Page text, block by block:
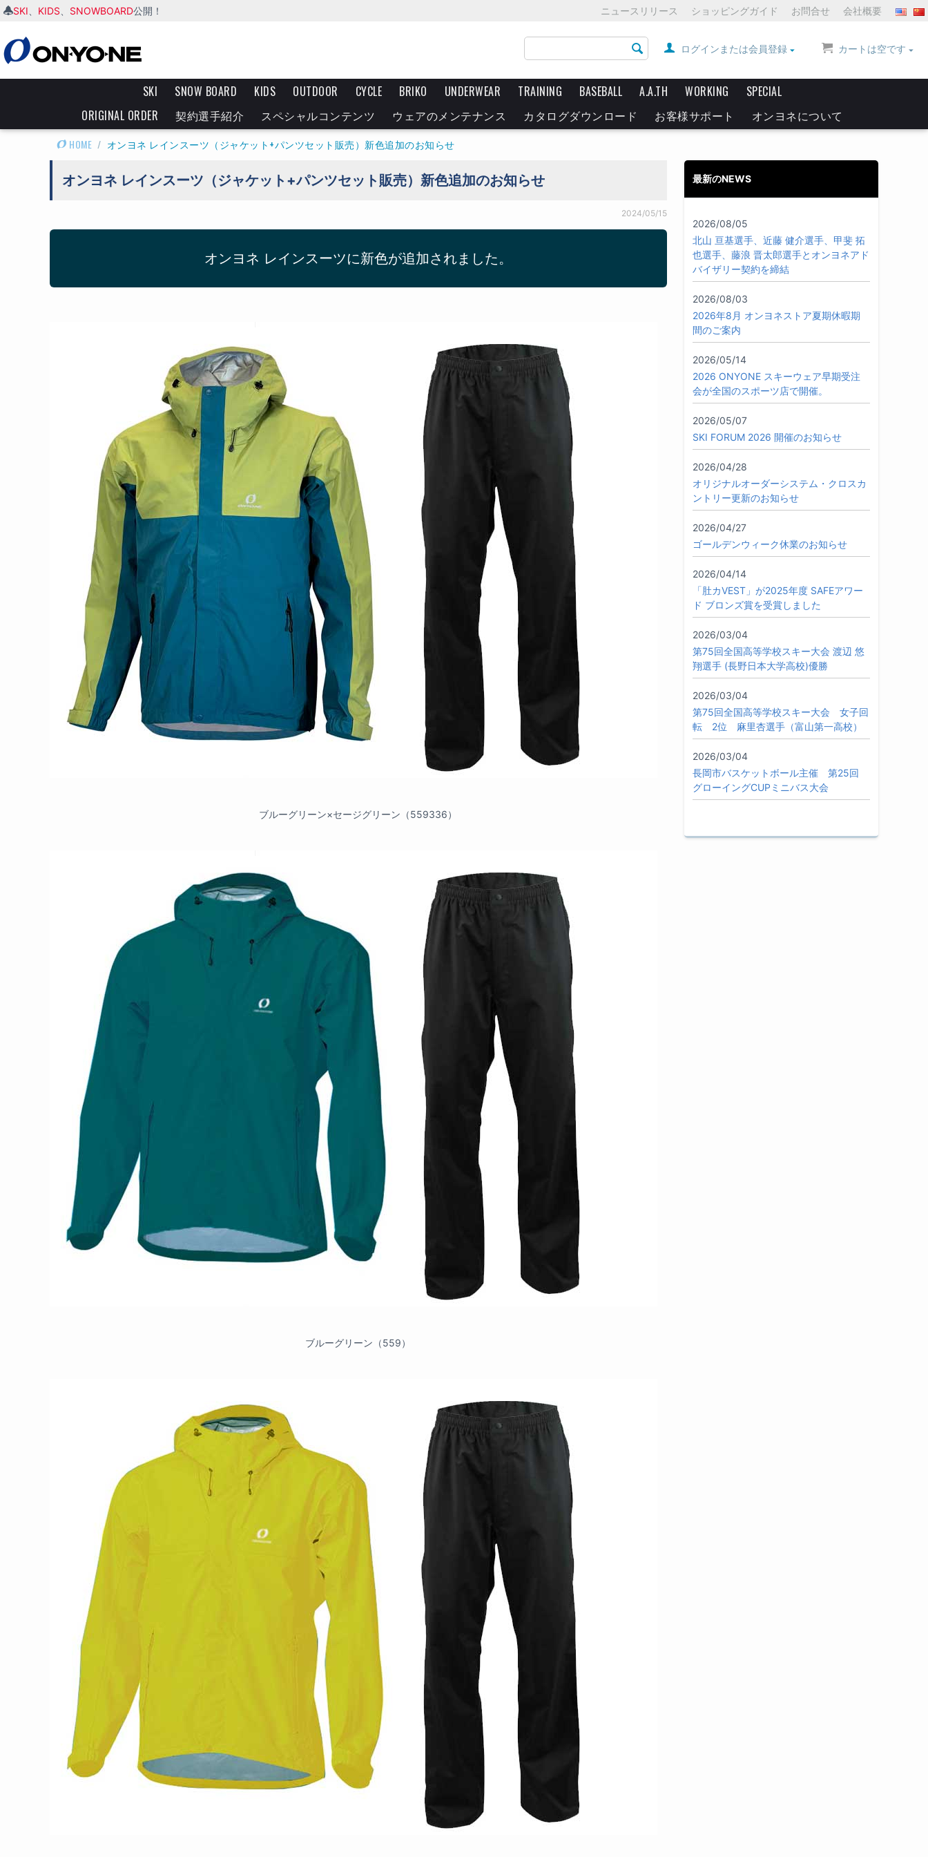
SKI KIDS SNOWBOARD公開！ ニュースリリース ショッピングガイド お問合せ 会社概要
カートは空です
ログインまたは会員登録
SKI SNOW BOARD KIDS OUTDOOR CYCLE BRIKO UNDERWEAR TRAINING BASEBALL A.A.TH WORKING
SPECIAL
ORIGINAL ORDER
契約選手紹介 スペシャルコンテンツ ウェアのメンテナンス カタログダウンロード お客様サポート オンヨネについて
HOME / オンヨネ レインスーツ（ジャケット+パンツセット販売）新色追加のお知らせ
オンヨネ レインスーツ（ジャケット+パンツセット販売）新色追加のお知らせ
2024/05/15
オンヨネ レインスーツに新色が追加されました。
ブルーグリーン×セージグリーン（559336）
ブルーグリーン（559）
最新のNEWS
2026/08/05
北山 亘基選手、近藤 健介選手、甲斐 拓
也選手、藤浪 晋太郎選手とオンヨネアド
バイザリー契約を締結
2026/08/03
2026年8月 オンヨネストア夏期休暇期
間のご案内
2026/05/14
2026 ONYONE スキーウェア早期受注
会が全国のスポーツ店で開催。
2026/05/07
SKI FORUM 2026 開催のお知らせ
2026/04/28
オリジナルオーダーシステム・クロスカ
ントリー更新のお知らせ
2026/04/27
ゴールデンウィーク休業のお知らせ
2026/04/14
「肚カVEST」が2025年度 SAFEアワー
ド ブロンズ賞を受賞しました
2026/03/04
第75回全国高等学校スキー大会 渡辺 悠
翔選手 (長野日本大学高校)優勝
2026/03/04
第75回全国高等学校スキー大会 女子回
転 2位 麻里杏選手（富山第一高校）
2026/03/04
長岡市バスケットボール主催 第25回
グローイングCUPミニバス大会